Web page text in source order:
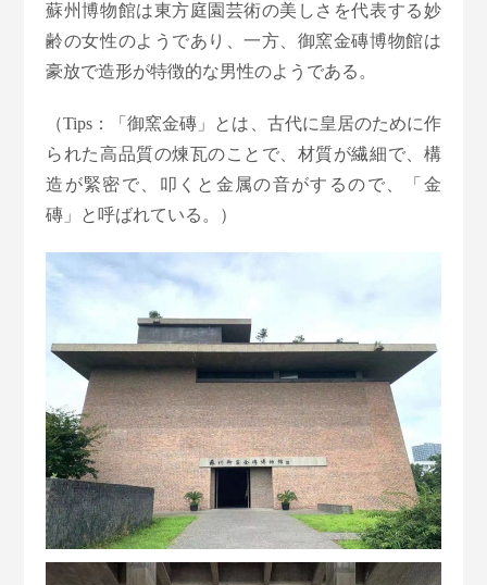
蘇州博物館は東方庭園芸術の美しさを代表する妙
齢の女性のようであり、一方、御窯金磚博物館は
豪放で造形が特徴的な男性のようである。
（Tips：「御窯金磚」とは、古代に皇居のために作
られた高品質の煉瓦のことで、材質が繊細で、構
造が緊密で、叩くと金属の音がするので、「金
磚」と呼ばれている。）